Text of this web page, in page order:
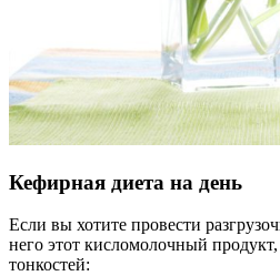
Кефирная диета на день
Если вы хотите провести
него этот кисломолочный
тонкостей: